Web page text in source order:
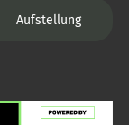
Aufstellung